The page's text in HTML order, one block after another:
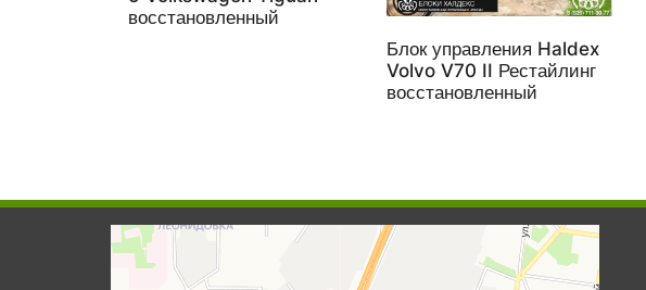
восстановленный
Блок управления Haldex
Volvo V70 II Рестайлинг
восстановленный